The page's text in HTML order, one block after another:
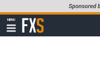
至
要
MENU
顯
示
FXStreet